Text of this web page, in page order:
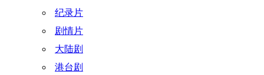
纪录片
剧情片
大陆剧
港台剧